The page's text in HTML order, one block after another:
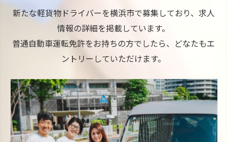
新たな軽貨物ドライバーを横浜市で募集しており、求人
情報の詳細を掲載しています。
普通自動車運転免許をお持ちの方でしたら、どなたもエ
ントリーしていただけます。